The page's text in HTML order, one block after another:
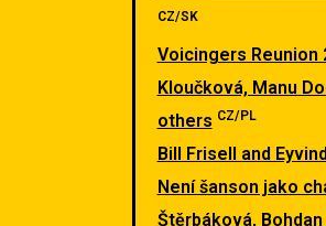
CZ/SK
Voicingers Reunion
Kloučková, Manu
others CZ/PL
Bill Frisell and
Není šanson jako
Štěrbáková,